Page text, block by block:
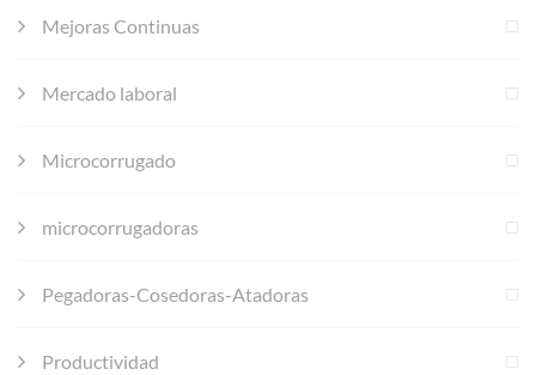
Mejoras Continuas
Mercado laboral
Microcorrugado
microcorrugadoras
Pegadoras-Cosedoras-Atadoras
Productividad